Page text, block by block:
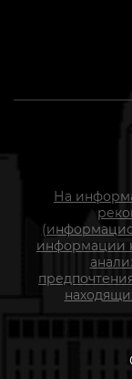
На
информации